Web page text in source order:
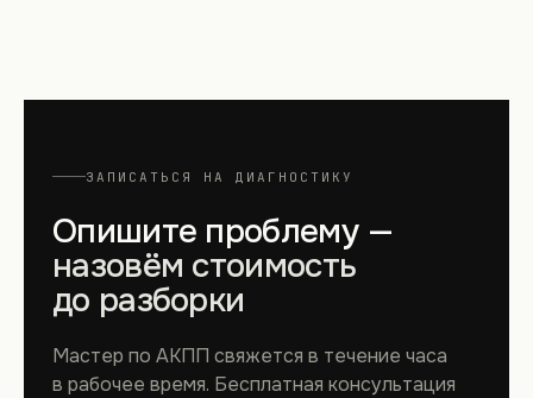
ЗАПИСАТЬСЯ НА ДИАГНОСТИКУ
Опишите проблему —
назовём стоимость
до разборки
Мастер по АКПП свяжется в течение часа
в рабочее время. Бесплатная консультация